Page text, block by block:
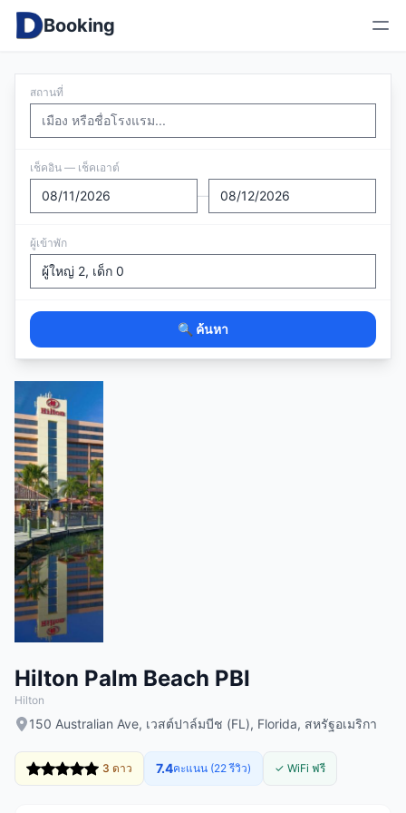
Booking
สถานที่
เช็คอิน — เช็คเอาต์
—
ผู้เข้าพัก
🔍 ค้นหา
Hilton Palm Beach PBI
Hilton
150 Australian Ave, เวสต์ปาล์มบีช (FL), Florida, สหรัฐอเมริกา
3 ดาว 7.4คะแนน (22 รีวิว) ✓ WiFi ฟรี